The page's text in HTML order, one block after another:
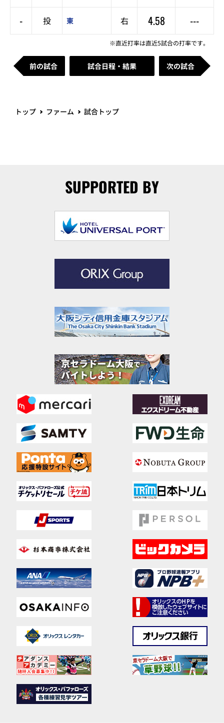
-
投 東 右 4.58 ---
※直近打率は直近5試合の打率です。
前の試合 試合日程・結果 次の試合
トップ ファーム 試合トップ
SUPPORTED BY